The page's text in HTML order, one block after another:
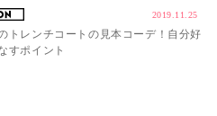
2019.11.25
トレンチコートの見本コーデ！自分好
すポイント